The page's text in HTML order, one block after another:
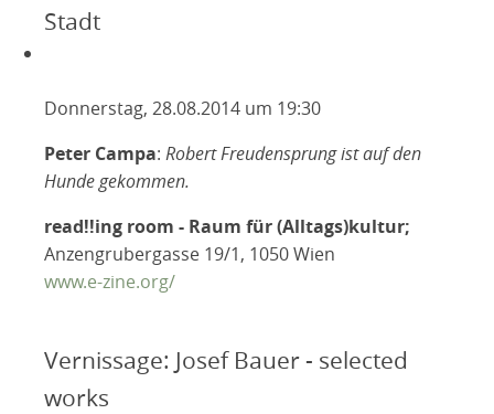
Stadt
Donnerstag, 28.08.2014 um 19:30
Peter Campa: Robert Freudensprung ist auf den
Hunde gekommen.
read!!ing room - Raum für (Alltags)kultur;
Anzengrubergasse 19/1, 1050 Wien
www.e-zine.org/
Vernissage: Josef Bauer - selected
works